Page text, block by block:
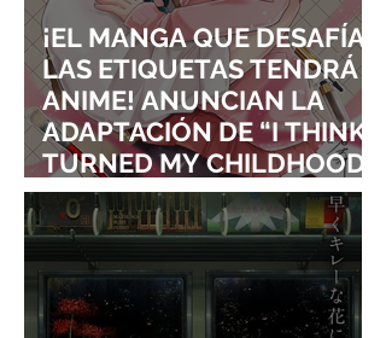
¡EL MANGA QUE DESAFÍA
LAS ETIQUETAS TENDRÁ
ANIME! ANUNCIAN LA
ADAPTACIÓN DE “I THINK I
TURNED MY CHILDHOOD
FRIEND INTO A GIRL”